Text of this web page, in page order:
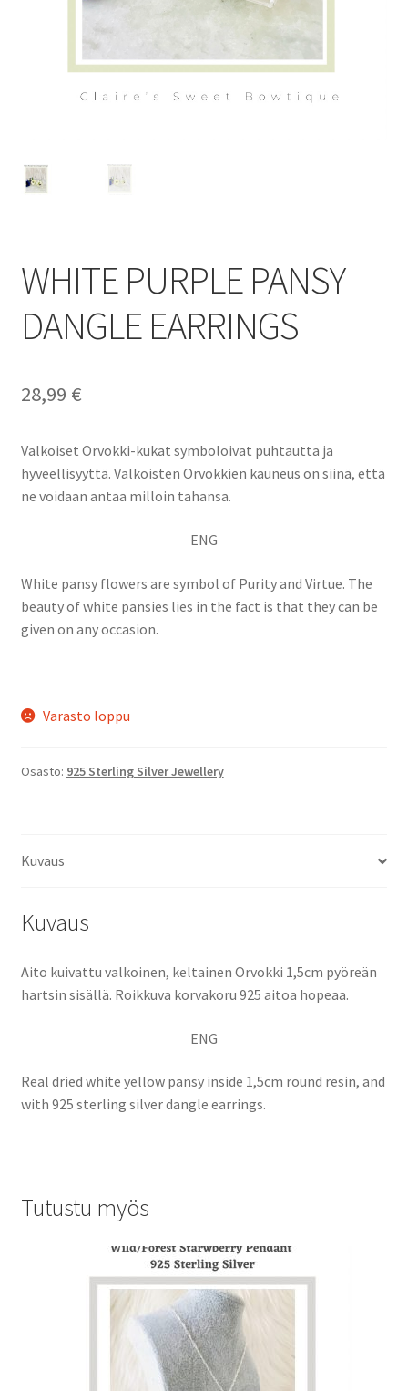
WHITE PURPLE PANSY
DANGLE EARRINGS
28,99 €
Valkoiset Orvokki-kukat symboloivat puhtautta ja
hyveellisyyttä. Valkoisten Orvokkien kauneus on siinä, että
ne voidaan antaa milloin tahansa.
ENG
White pansy flowers are symbol of Purity and Virtue. The
beauty of white pansies lies in the fact is that they can be
given on any occasion.
Varasto loppu
Osasto: 925 Sterling Silver Jewellery
Kuvaus
Kuvaus
Aito kuivattu valkoinen, keltainen Orvokki 1,5cm pyöreän
hartsin sisällä. Roikkuva korvakoru 925 aitoa hopeaa.
ENG
Real dried white yellow pansy inside 1,5cm round resin, and
with 925 sterling silver dangle earrings.
Tutustu myös